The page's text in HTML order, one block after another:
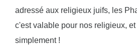
adressé aux religieux juifs, les
c'est valable pour nos religieux,
simplement !